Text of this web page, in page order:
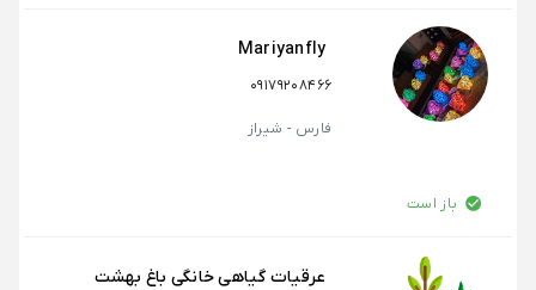
Mariyanfly
09179208466
فارس - شیراز
باز است
عرقیات گیاهی خانگی باغ بهشت